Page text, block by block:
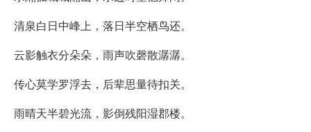
清泉白日中峰上，落日半空栖鸟还。
云影触衣分朵朵，雨声吹磬散潺潺。
传心莫学罗浮去，后辈思量待扣关。
雨晴天半碧光流，影倒残阳湿郡楼。